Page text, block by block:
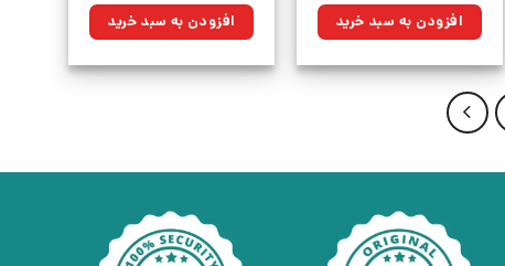
۳۵۰,۰۰۰تومان
بود.
۲۵۰,۲۵۰تومان.افزودن به سبد خرید ۹۸۰,۰۰۰تومان
بود.
۷۰۰,۷۰۰تومان.افزودن به سبد خرید